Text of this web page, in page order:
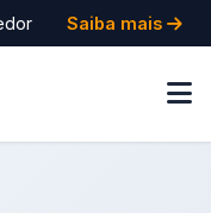
Saiba mais